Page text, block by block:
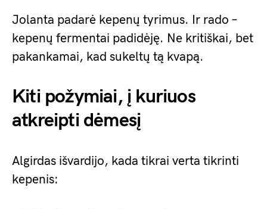
Jolanta padarė kepenų tyrimus. Ir rado –
kepenų fermentai padidėję. Ne kritiškai, bet
pakankamai, kad sukeltų tą kvapą.
Kiti požymiai, į kuriuos
atkreipti dėmesį
Algirdas išvardijo, kada tikrai verta tikrinti
kepenis: